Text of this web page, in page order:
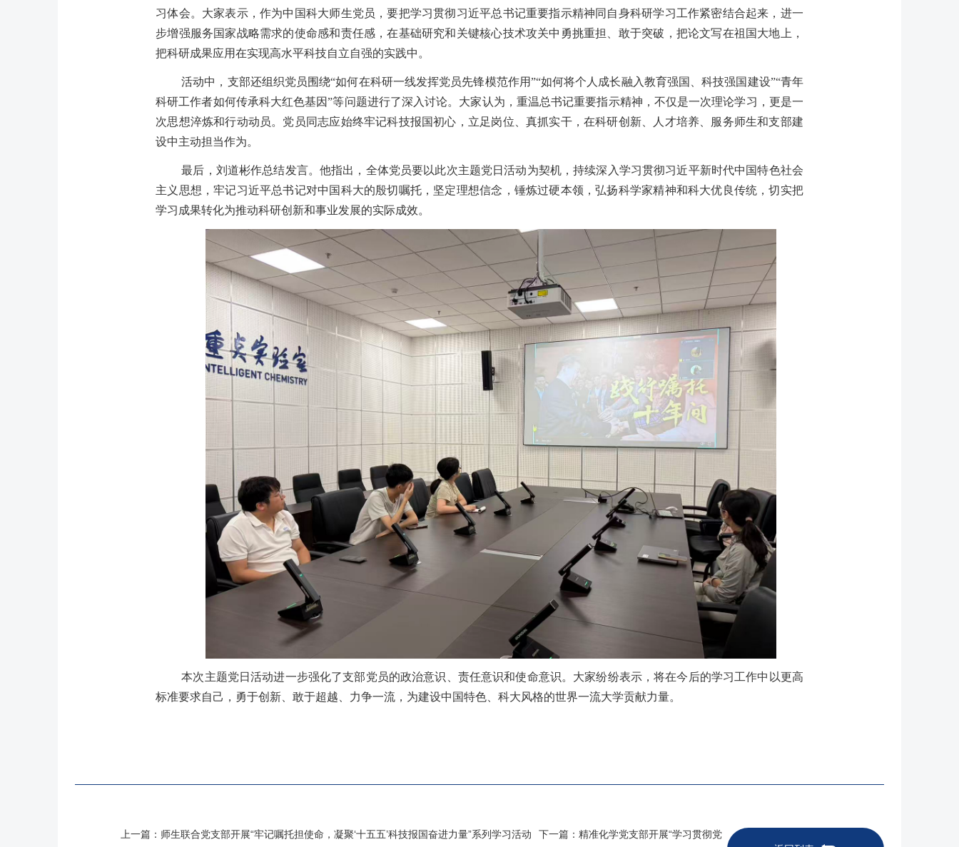
习体会。大家表示，作为中国科大师生党员，要把学习贯彻习近平总书记重要指示精神同自身科研学习工作紧密结合起来，进一
步增强服务国家战略需求的使命感和责任感，在基础研究和关键核心技术攻关中勇挑重担、敢于突破，把论文写在祖国大地上，
把科研成果应用在实现高水平科技自立自强的实践中。
活动中，支部还组织党员围绕“如何在科研一线发挥党员先锋模范作用”“如何将个人成长融入教育强国、科技强国建设”“青年
科研工作者如何传承科大红色基因”等问题进行了深入讨论。大家认为，重温总书记重要指示精神，不仅是一次理论学习，更是一
次思想淬炼和行动动员。党员同志应始终牢记科技报国初心，立足岗位、真抓实干，在科研创新、人才培养、服务师生和支部建
设中主动担当作为。
最后，刘道彬作总结发言。他指出，全体党员要以此次主题党日活动为契机，持续深入学习贯彻习近平新时代中国特色社会
主义思想，牢记习近平总书记对中国科大的殷切嘱托，坚定理想信念，锤炼过硬本领，弘扬科学家精神和科大优良传统，切实把
学习成果转化为推动科研创新和事业发展的实际成效。
本次主题党日活动进一步强化了支部党员的政治意识、责任意识和使命意识。大家纷纷表示，将在今后的学习工作中以更高
标准要求自己，勇于创新、敢于超越、力争一流，为建设中国特色、科大风格的世界一流大学贡献力量。
上一篇： 师生联合党支部开展“牢记嘱托担使命，凝聚‘十五五’科技报国奋进力量”系列学习活动 下一篇： ​精准化学党支部开展“学习贯彻党